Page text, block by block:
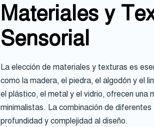
Materiales y
Sensorial
La elección de materiales y texturas es
como la madera, el piedra, el algodón y el
el plástico, el metal y el vidrio, ofrecen una
minimalistas. La combinación de
profundidad y complejidad al diseño.